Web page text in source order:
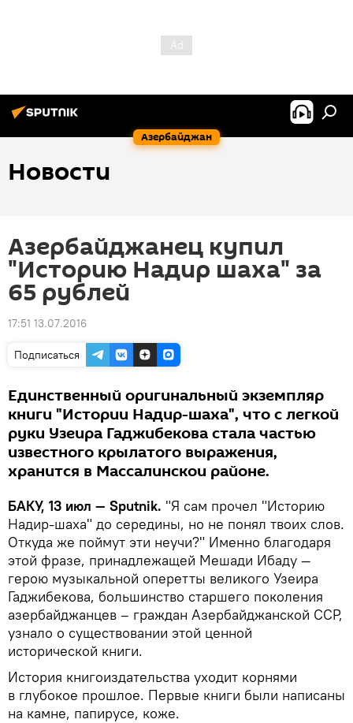
Азербайджан
Новости
Азербайджанец купил
"Историю Надир шаха" за
65 рублей
17:51 13.07.2016
Подписаться
Единственный оригинальный экземпляр
книги "Истории Надир-шаха", что с легкой
руки Узеира Гаджибекова стала частью
известного крылатого выражения,
хранится в Массалинскои районе.
БАКУ, 13 июл — Sputnik. "Я сам прочел "Историю
Надир-шаха" до середины, но не понял твоих слов.
Откуда же поймут эти неучи?" Именно благодаря
этой фразе, принадлежащей Мешади Ибаду —
герою музыкальной оперетты великого Узеира
Гаджибекова, большинство старшего поколения
азербайджанцев – граждан Азербайджанской ССР,
узнало о существовании этой ценной
исторической книги.
История книгоиздательства уходит корнями
в глубокое прошлое. Первые книги были написаны
на камне, папирусе, коже.